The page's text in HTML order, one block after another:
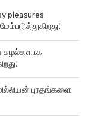
pleasures
புரதங்களை